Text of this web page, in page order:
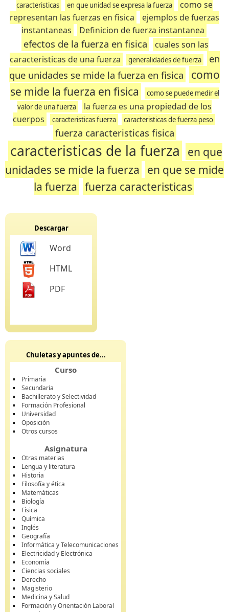
caracteristicas
en que unidad se expresa la fuerza
como se
representan las fuerzas en fisica
ejemplos de fuerzas
instantaneas
Definicion de fuerza instantanea
efectos de la fuerza en fisica
cuales son las
caracteristicas de una fuerza
generalidades de fuerza
en
que unidades se mide la fuerza en fisica
como
se mide la fuerza en fisica
como se puede medir el
valor de una fuerza
la fuerza es una propiedad de los
cuerpos
caracteristicas fuerza caracteristicas de fuerza peso
fuerza caracteristicas fisica
caracteristicas de la fuerza
en que
unidades se mide la fuerza en que se mide
la fuerza fuerza caracteristicas
Descargar
Word
HTML
PDF
Chuletas y apuntes de...
Curso
Primaria
Secundaria
Bachillerato y Selectividad
Formación Profesional
Universidad
Oposición
Otros cursos
Asignatura
Otras materias
Lengua y literatura
Historia
Filosofía y ética
Matemáticas
Biología
Física
Química
Inglés
Geografía
Informática y Telecomunicaciones
Electricidad y Electrónica
Economía
Ciencias sociales
Derecho
Magisterio
Medicina y Salud
Formación y Orientación Laboral